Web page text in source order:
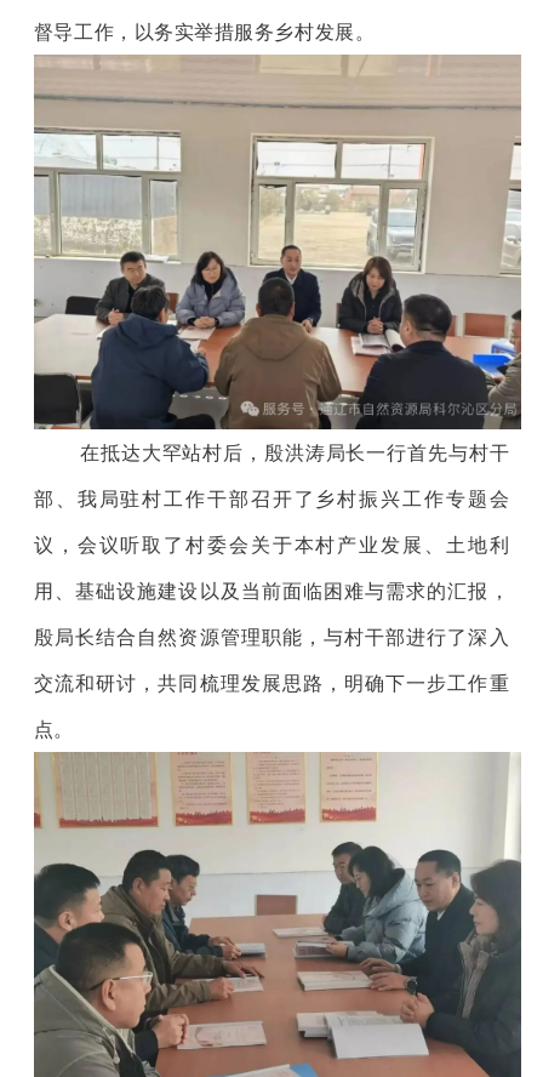
督导工作，以务实举措服务乡村发展。
在抵达大罕站村后，殷洪涛局长一行首先与村干
部 我局驻村工作干部召开了乡村振兴工作专题会
议，会议听取了村委会关于本村产业发展、土地利
用、基础设施建设以及当前面临困难与需求的汇报，
殷局长结合自然资源管理职能，与村干部进行了深入
交流和研讨，共同梳理发展思路，明确下一步工作重
点。